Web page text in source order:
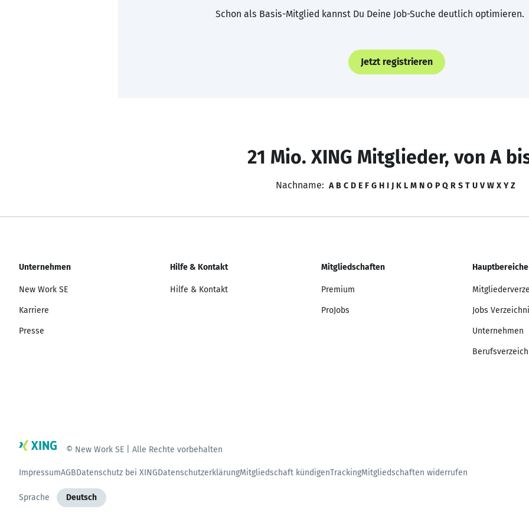
Schon als Basis-Mitglied kannst Du Deine Job-Suche deutlich optimieren.
Jetzt registrieren
21 Mio. XING Mitglieder, von A
Nachname: A B C D E F G H I J K L M N O P Q R S T U V W X Y Z
Unternehmen
New Work SE
Karriere
Presse
Hilfe & Kontakt
Hilfe & Kontakt
Mitgliedschaften
Premium
ProJobs
Hauptbereiche
Jobs
Unternehmen
© New Work SE | Alle Rechte vorbehalten
ImpressumAGBDatenschutz bei XINGDatenschutzerklärungMitgliedschaft kündigenTrackingMitgliedschaften widerrufen
Sprache Deutsch